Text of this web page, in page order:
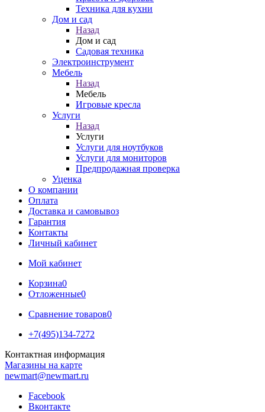
Техника для кухни
Дом и сад
Назад
Дом и сад
Садовая техника
Электроинструмент
Мебель
Назад
Мебель
Игровые кресла
Услуги
Назад
Услуги
Услуги для ноутбуков
Услуги для мониторов
Предпродажная проверка
Уценка
О компании
Оплата
Доставка и самовывоз
Гарантия
Контакты
Личный кабинет
Мой кабинет
Корзина0
Отложенные0
Сравнение товаров0
+7(495)134-7272
Контактная информация
Магазины на карте
newmart@newmart.ru
Facebook
Вконтакте